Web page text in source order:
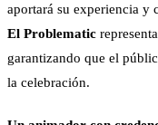
aportará su experiencia y
El Problematic
garantizando que el
la celebración.